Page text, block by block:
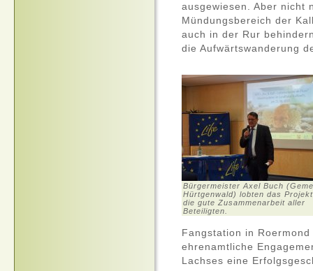
ausgewiesen. Aber nicht
Mündungsbereich der
auch in der Rur
die Aufwärtswanderung
Bürgermeister Axel Buch
Hürtgenwald) lobten das
die gute Zusammenarbeit aller
Beteiligten.
Fangstation in
ehrenamtliche
Lachses eine